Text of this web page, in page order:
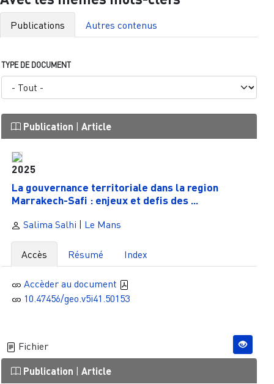
Publications Autres contenus
TYPE DE DOCUMENT
Publication | Article
2025
La gouvernance territoriale dans la region
Marrakech-Safi : enjeux et defis des ...
Salima Salhi | Le Mans
Accès Résumé Index
Accèder au document
10.47456/geo.v5i41.50153
Fichier
Publication | Article